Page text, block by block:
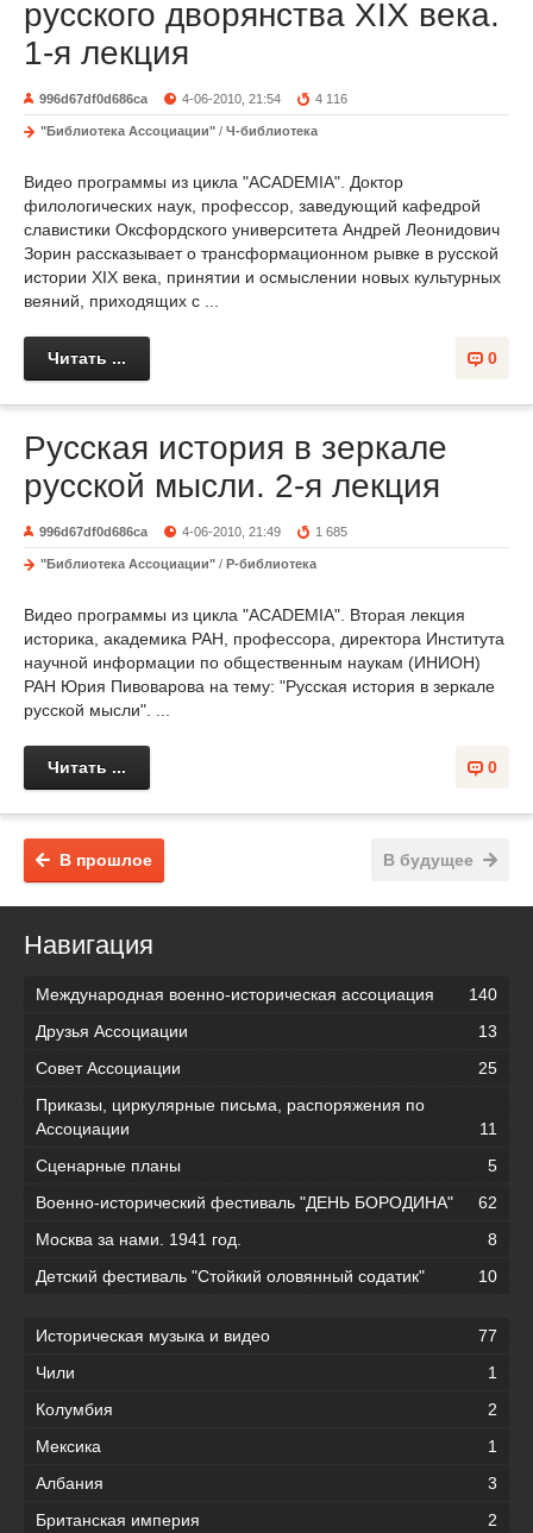
русского дворянства ХIХ века.
1-я лекция
996d67df0d686ca 4-06-2010, 21:54 4 116
"Библиотека Ассоциации" / Ч-библиотека
Видео программы из цикла "ACADEMIA". Доктор
филологических наук, профессор, заведующий кафедрой
славистики Оксфордского университета Андрей Леонидович
Зорин рассказывает о трансформационном рывке в русской
истории XIX века, принятии и осмыслении новых культурных
веяний, приходящих с ...
0
Читать ...
Русская история в зеркале
русской мысли. 2-я лекция
996d67df0d686ca 4-06-2010, 21:49 1 685
"Библиотека Ассоциации" / Р-библиотека
Видео программы из цикла "ACADEMIA". Вторая лекция
историка, академика РАН, профессора, директора Института
научной информации по общественным наукам (ИНИОН)
РАН Юрия Пивоварова на тему: "Русская история в зеркале
русской мысли". ...
0
Читать ...
В будущее
В прошлое
Навигация
Международная военно-историческая ассоциация
140
Друзья Ассоциации
13
Совет Ассоциации
25
Приказы, циркулярные письма, распоряжения по
Ассоциации
11
Сценарные планы
5
Военно-исторический фестиваль "ДЕНЬ БОРОДИНА"
62
Москва за нами. 1941 год.
8
Детский фестиваль "Стойкий оловянный содатик"
10
Историческая музыка и видео
77
Чили
1
Колумбия
2
Мексика
1
Албания
3
Британская империя
2